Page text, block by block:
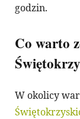
godzin.
Co warto
W okolicy